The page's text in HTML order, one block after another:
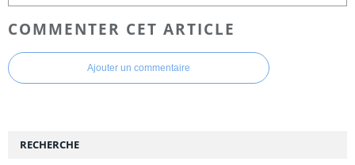
COMMENTER CET ARTICLE
Ajouter un commentaire
RECHERCHE